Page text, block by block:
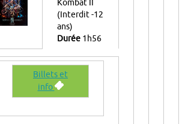
Kombat II
(Interdit -12
ans)
Durée 1h56
Billets et
info